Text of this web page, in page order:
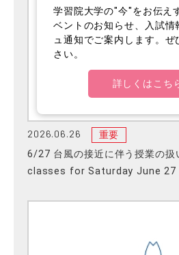
2026.06.26 重要
6/27 台風の接近に伴う授業の
classes for Saturday June 27
学習院大学の"今"をお伝え
ベントのお知らせ、入試情
ュ通知でご案内します。ぜ
さい。
詳しくはこち